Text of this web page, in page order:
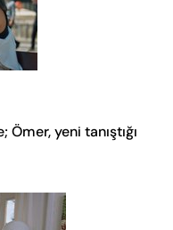
Ömer, yeni tanıştığı